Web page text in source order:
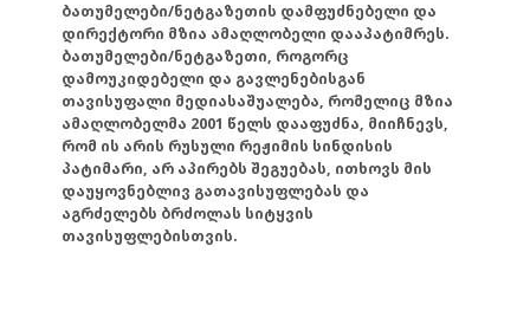
ბათუმელები/ნეტგაზეთის დამფუძნებელი და
დირექტორი მზია ამაღლობელი დააპატიმრეს.
ბათუმელები/ნეტგაზეთი, როგორც
დამოუკიდებელი და გავლენებისგან
თავისუფალი მედიასაშუალება, რომელიც მზია
ამაღლობელმა 2001 წელს დააფუძნა, მიიჩნევს,
რომ ის არის რუსული რეჟიმის სინდისის
პატიმარი, არ აპირებს შეგუებას, ითხოვს მის
დაუყოვნებლივ გათავისუფლებას და
აგრძელებს ბრძოლას სიტყვის
თავისუფლებისთვის.